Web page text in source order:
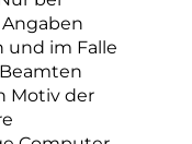
im Falle
Motiv der